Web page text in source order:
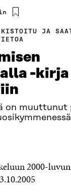
JA
-kirja
on muuttunut
2000-luvun